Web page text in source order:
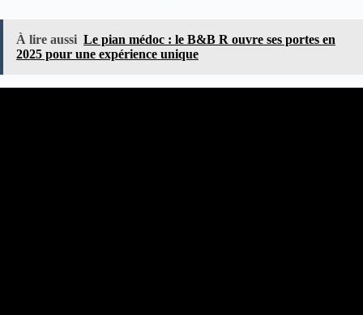
À lire aussi Le pian médoc : le B&B R ouvre ses portes en
2025 pour une expérience unique